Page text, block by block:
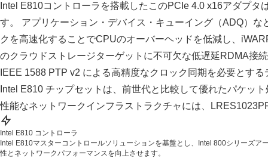
Intel E810コントローラを搭載したこのPCIe 4.0 x16アダプ
す。 アプリケーション・デバイス・キューイング（ADQ）
クを高速化することでCPUのオーバーヘッドを低減し、
のクラウドストレージターゲットに不可欠な低遅延RDMA接
IEEE 1588 PTP v2 による高精度なクロック同期を必要とす
Intel E810 チップセットは、前世代と比較して優れたパケッ
性能なネットワークインフラストラクチャには、
Intel E810 コントローラ
Intel E810マスターコントロールソリューションを基盤とし、Intel 800シリーズ
性とネットワークパフォーマンスを向上させます。